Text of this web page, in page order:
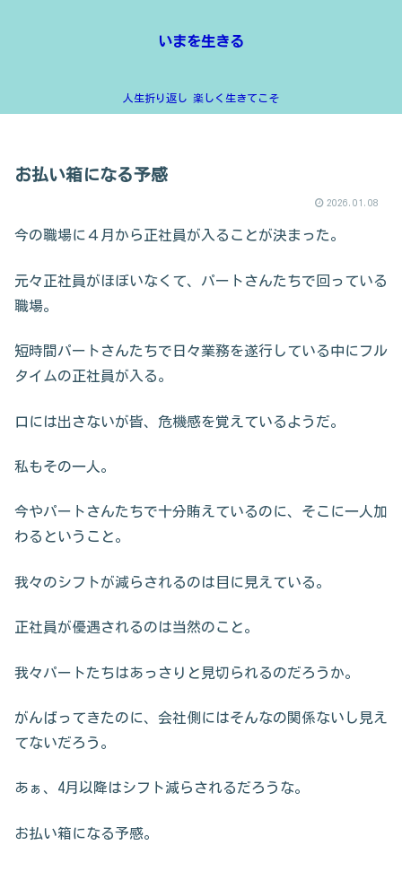
いまを生きる
人生折り返し 楽しく生きてこそ
お払い箱になる予感
2026.01.08
今の職場に４月から正社員が入ることが決まった。
元々正社員がほぼいなくて、パートさんたちで回っている
職場。
短時間パートさんたちで日々業務を遂行している中にフル
タイムの正社員が入る。
口には出さないが皆、危機感を覚えているようだ。
私もその一人。
今やパートさんたちで十分賄えているのに、そこに一人加
わるということ。
我々のシフトが減らされるのは目に見えている。
正社員が優遇されるのは当然のこと。
我々パートたちはあっさりと見切られるのだろうか。
がんばってきたのに、会社側にはそんなの関係ないし見え
てないだろう。
あぁ、4月以降はシフト減らされるだろうな。
お払い箱になる予感。